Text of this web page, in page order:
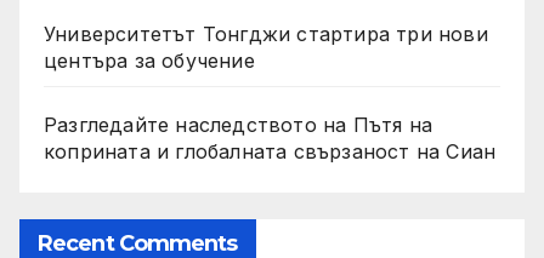
Университетът Тонгджи стартира три нови
центъра за обучение
Разгледайте наследството на Пътя на
коприната и глобалната свързаност на Сиан
Recent Comments